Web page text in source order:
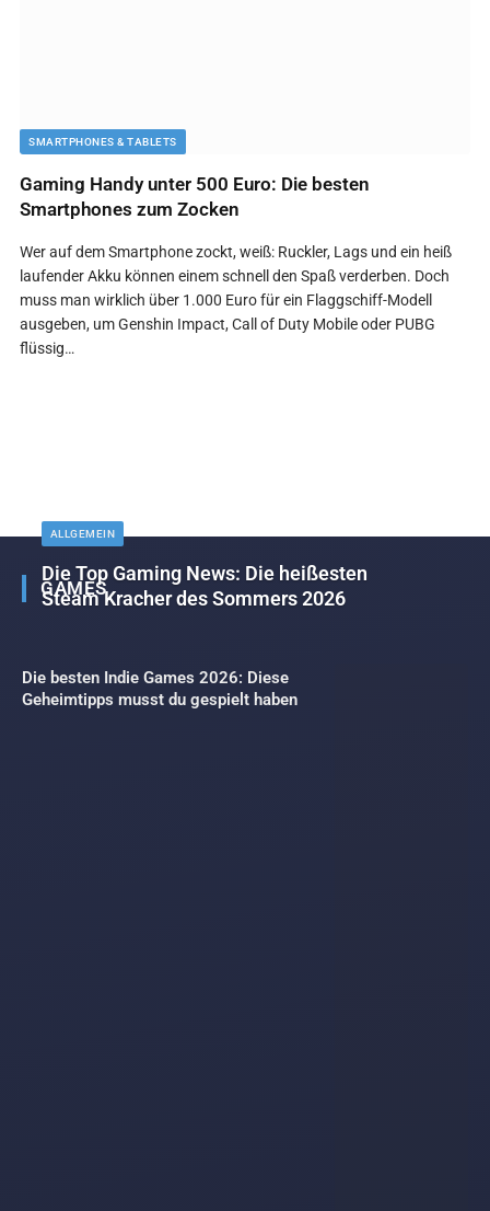
SMARTPHONES & TABLETS
Gaming Handy unter 500 Euro: Die besten
Smartphones zum Zocken
Wer auf dem Smartphone zockt, weiß: Ruckler, Lags und ein heiß
laufender Akku können einem schnell den Spaß verderben. Doch
muss man wirklich über 1.000 Euro für ein Flaggschiff-Modell
ausgeben, um Genshin Impact, Call of Duty Mobile oder PUBG
flüssig…
GAMES
ALLGEMEIN
Die Top Gaming News: Die heißesten
Steam Kracher des Sommers 2026
Die besten Indie Games 2026: Diese
Geheimtipps musst du gespielt haben